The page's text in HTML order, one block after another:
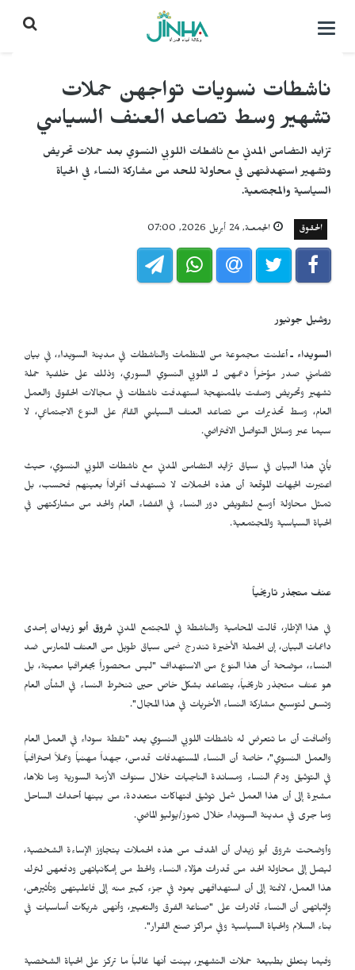
التحكم
ناشطات نسويات تواجهن حملات
تشهير وسط تصاعد العنف السياسي
تزايد التضامن المدني مع ناشطات اللوبي النسوي بعد حملات تحريض
وتشهير استهدفتهن في محاولة للحد من مشاركة النساء في الحياة
السياسية والمجتمعية.
الحقوق الجمعـة, 24 أبريل 2026, 07:00
روشيل جونيور
السويداء ـأعلنت مجموعة من المنظمات والناشطات في مدينة السويداء، في بيان
تضامني صدر مؤخراً دعمهن لـ اللوبي النسوي السوري، وذلك على خلفية حملة
تشهير وتحريض وصفت بالممنهجة استهدفت ناشطات في مجالات الحقوق والعمل
العام، وسط تحذيرات من تصاعد العنف السياسي القائم على النوع الاجتماعي، لا
سيما عبر وسائل التواصل الافتراضي.
يأتي هذا البيان في سياق تزايد التضامن المدني مع ناشطات اللوبي النسوي، حيث
اعتبرت الجهات الموقعة أن هذه الحملات لا تستهدف أفراداً بعينهم فحسب، بل
تمثل محاولة أوسع لتقويض دور النساء في الفضاء العام والحد من مشاركتهن في
الحياة السياسية والمجتمعية.
عنف متجذر تاريخياً
في هذا الإطار، قالت المحامية والناشطة في المجتمع المدني شروق أبو زيدان إحدى
داعمات البيان، إن الحملة الأخيرة تندرج ضمن سياق طويل من العنف الممارس ضد
النساء، موضحة أن هذا النوع من الاستهداف "ليس محصوراً بجغرافيا معينة، بل
هو عنف متجذر تاريخياً، يتصاعد بشكل خاص حين تنخرط النساء في الشأن العام
وتسعى لتوسيع مشاركة النساء الأخريات في هذا المجال".
وأضافت أن ما تتعرض له ناشطات اللوبي النسوي يعد "نقطة سوداء في العمل العام
والعمل النسوي"، خاصة أن النساء المستهدفات قدمن، جهداً مهنياً وعملاً احترافياً
في التوثيق ودعم النساء ومساندة الناجيات خلال سنوات الأزمة السورية وما تلاها،
مشيرة إلى أن هذا العمل شمل توثيق انتهاكات متعددة، من بينها أحداث الساحل
وما جرى في مدينة السويداء خلال تموز/يوليو الماضي.
وأوضحت شروق أبو زيدان أن الهدف من هذه الحملات يتجاوز الإساءة الشخصية،
ليصل إلى محاولة الحد من قدرات هؤلاء النساء والحط من إمكانياتهن ودفعهن لترك
هذا العمل، لافتة إلى أن استهدافهن يعود في جزء كبير منه إلى فاعليتهن وتأثيرهن،
وإثباتهن أن النساء قادرات على "صناعة الفرق والتغيير، وأنهن شريكات أساسيات في
بناء السلام والحياة السياسية وفي مراكز صنع القرار".
وفيما يتعلق بطبيعة حملات التشهير، بينت أنها غالباً ما تركز على الحياة الشخصية